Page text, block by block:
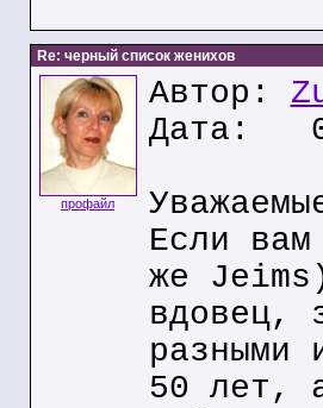
Re: черный список женихов
профайл
Автор:
Дата:
Если
же
вдовец,
разными
50 лет,